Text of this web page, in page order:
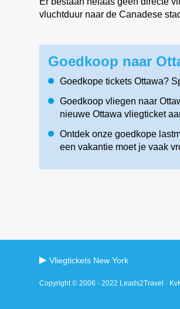
vluchtduur naar de Canadese
Goedkoop naar
Goedkope tickets Ottawa?
Goedkoop vliegen naar
nieuwe Ottawa vliegticket
Ontdek onze goedkope
een vakantie moet je vaak
Vliegtickets New York
Copyright © 2006 - 2022 Leads2Travel ·